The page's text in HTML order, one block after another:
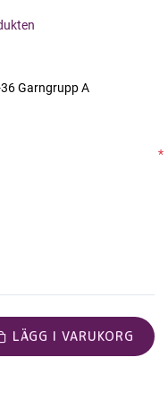
Garngrupp A
*
LÄGG I VARUKORG